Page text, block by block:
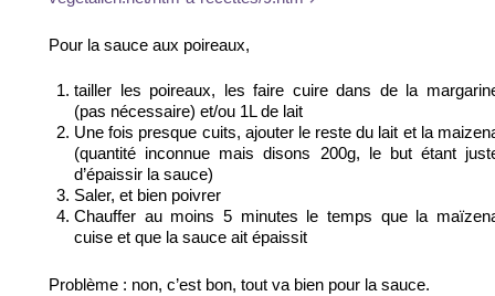
Pour la sauce aux poireaux,
tailler les poireaux, les faire cuire dans de la
(pas nécessaire) et/ou 1L de lait
Une fois presque cuits, ajouter le reste du lait et la
(quantité inconnue mais disons 200g, le but étant
d’épaissir la sauce)
Saler, et bien poivrer
Chauffer au moins 5 minutes le temps que la
cuise et que la sauce ait épaissit
Problème : non, c’est bon, tout va bien pour la sauce.